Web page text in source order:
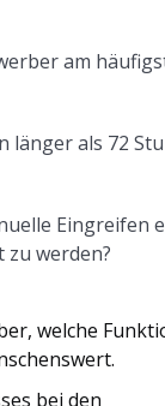
am
länger als 72
Eingreifen
werden?
welche
bei den